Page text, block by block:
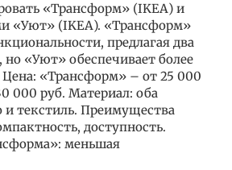
«Трансформ» (IKEA) и
«Уют» (IKEA). «Трансформ»
предлагая два
но «Уют» обеспечивает более
«Трансформ» – от 25 000
000 руб. Материал: оба
и текстиль. Преимущества
доступность.
меньшая